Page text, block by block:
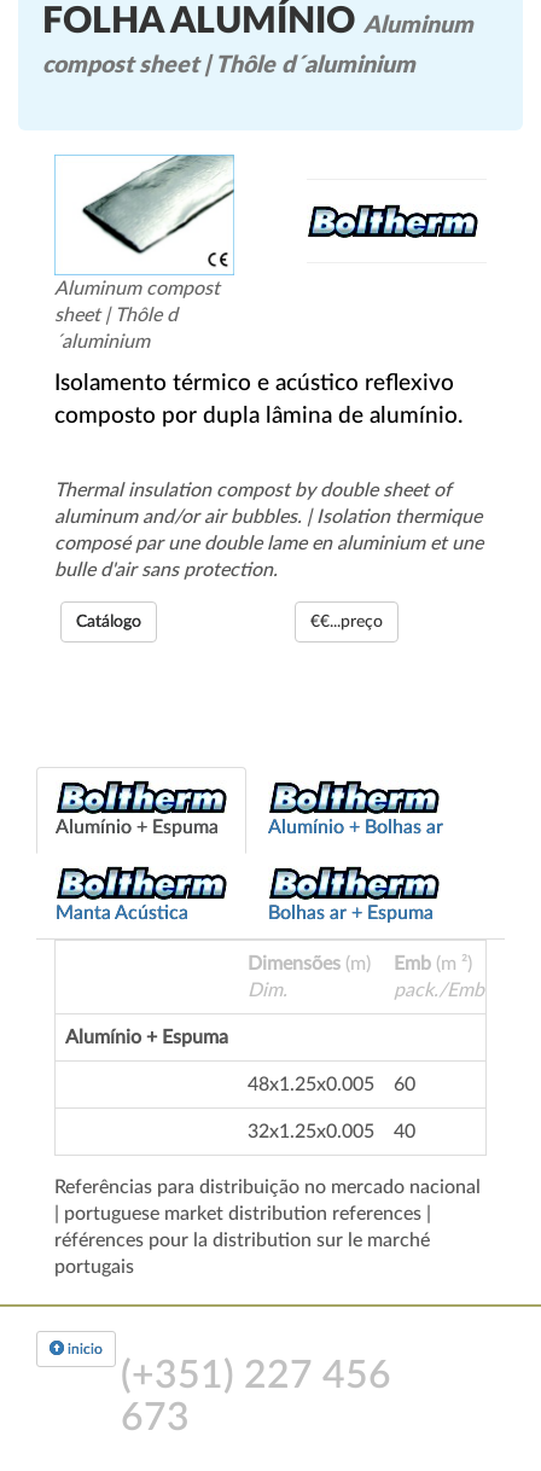
FOLHA ALUMÍNIO Aluminum
compost sheet | Thôle d´aluminium
Aluminum compost
sheet | Thôle d
´aluminium
Isolamento térmico e acústico reflexivo
composto por dupla lâmina de alumínio.
Thermal insulation compost by double sheet of
aluminum and/or air bubbles. | Isolation thermique
composé par une double lame en aluminium et une
bulle d'air sans protection.
Catálogo €€...preço
Alumínio + Espuma Alumínio + Bolhas ar
Manta Acústica Bolhas ar + Espuma
Dimensões (m)
Dim.
Emb (m ²)
pack./Emball.
Alumínio + Espuma
48x1.25x0.005 60
32x1.25x0.005 40
Referências para distribuição no mercado nacional
| portuguese market distribution references |
références pour la distribution sur le marché
portugais
inicio
(+351) 227 456
673